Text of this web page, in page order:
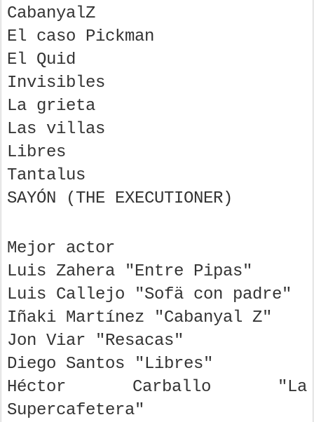
CabanyalZ
El caso Pickman
El Quid
Invisibles
La grieta
Las villas
Libres
Tantalus
SAYÓN (THE EXECUTIONER)
Mejor actor
Luis Zahera "Entre Pipas"
Luis Callejo "Sofä con padre"
Iñaki Martínez "Cabanyal Z"
Jon Viar "Resacas"
Diego Santos "Libres"
Héctor Carballo "La
Supercafetera"